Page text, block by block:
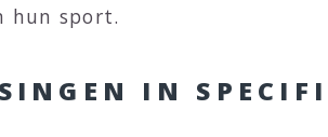
hun sport.
IN